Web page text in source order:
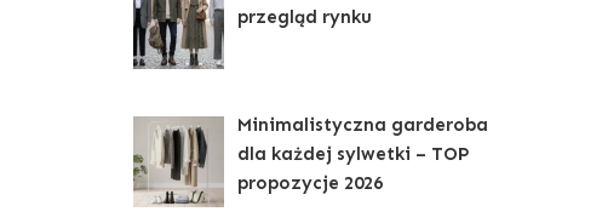
przegląd rynku
Minimalistyczna garderoba
dla każdej sylwetki – TOP
propozycje 2026